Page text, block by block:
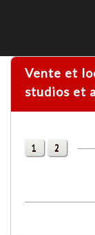
Vente et location immobilière Paris :
studios et
1 2